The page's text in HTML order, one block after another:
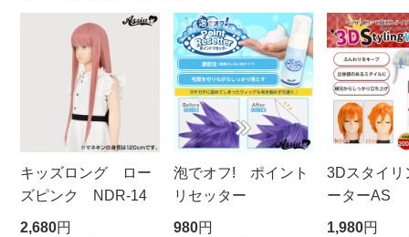
キッズロング ロー
ズピンク NDR-14
2,680円
泡でオフ! ポイント
リセッター
980円
3Dスタイリ
ーターAS
ビッグサイ
1,980円